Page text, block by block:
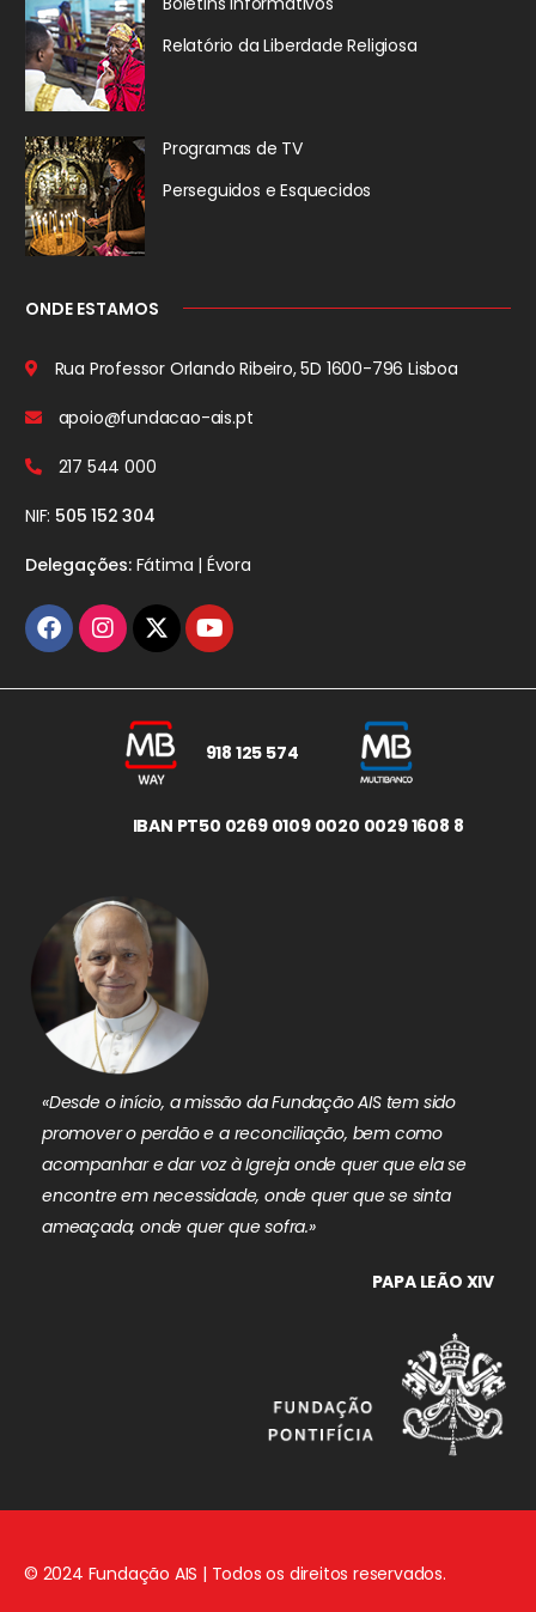
Relatório da Liberdade Religiosa
Programas de TV
Perseguidos e Esquecidos
ONDE ESTAMOS
Rua Professor Orlando Ribeiro, 5D 1600-796 Lisboa
apoio@fundacao-ais.pt
217 544 000
NIF: 505 152 304
Delegações:Fátima | Évora
918 125 574
IBAN PT50 0269 0109 0020 0029 1608 8
«Desde o início, a missão da Fundação AIS tem sido
promover o perdão e a reconciliação, bem como
acompanhar e dar voz à Igreja onde quer que ela se
encontre em necessidade, onde quer que se sinta
ameaçada, onde quer que sofra.»
PAPA LEÃO XIV
© 2024 Fundação AIS | Todos os direitos reservados.